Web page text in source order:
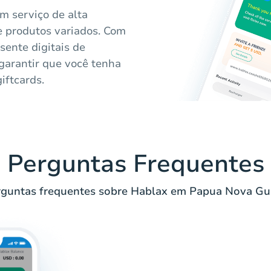
serviço de alta
variados. Com
digitais de
que você tenha
Perguntas Frequentes
frequentes sobre Hablax em Papua Nova